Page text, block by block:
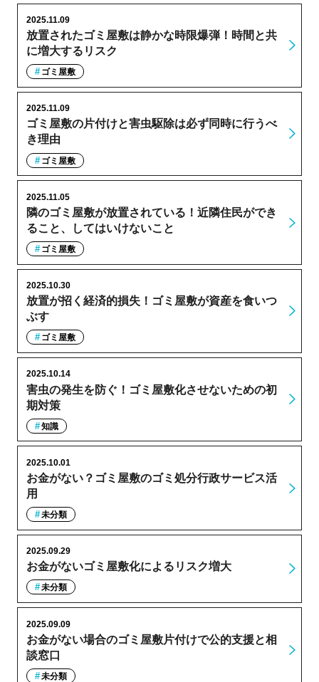
放置されたゴミ屋敷は静かな時限爆弾！時間と共
に増大するリスク
2025.11.09
ゴミ屋敷
ゴミ屋敷の片付けと害虫駆除は必ず同時に行うべ
き理由
2025.11.09
ゴミ屋敷
隣のゴミ屋敷が放置されている！近隣住民ができ
ること、してはいけないこと
2025.11.05
ゴミ屋敷
放置が招く経済的損失！ゴミ屋敷が資産を食いつ
ぶす
2025.10.30
ゴミ屋敷
害虫の発生を防ぐ！ゴミ屋敷化させないための初
期対策
2025.10.14
知識
お金がない？ゴミ屋敷のゴミ処分行政サービス活
用
2025.10.01
未分類
お金がないゴミ屋敷化によるリスク増大
2025.09.29
未分類
お金がない場合のゴミ屋敷片付けで公的支援と相
談窓口
2025.09.09
未分類